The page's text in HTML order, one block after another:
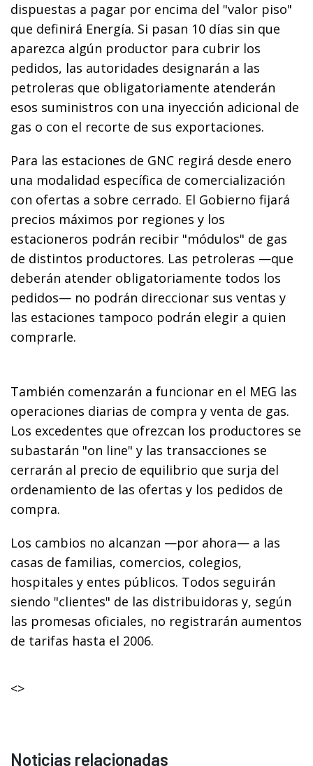
dispuestas a pagar por encima del "valor piso"
que definirá Energía. Si pasan 10 días sin que
aparezca algún productor para cubrir los
pedidos, las autoridades designarán a las
petroleras que obligatoriamente atenderán
esos suministros con una inyección adicional de
gas o con el recorte de sus exportaciones.
Para las estaciones de GNC regirá desde enero
una modalidad específica de comercialización
con ofertas a sobre cerrado. El Gobierno fijará
precios máximos por regiones y los
estacioneros podrán recibir "módulos" de gas
de distintos productores. Las petroleras —que
deberán atender obligatoriamente todos los
pedidos— no podrán direccionar sus ventas y
las estaciones tampoco podrán elegir a quien
comprarle.
También comenzarán a funcionar en el MEG las
operaciones diarias de compra y venta de gas.
Los excedentes que ofrezcan los productores se
subastarán "on line" y las transacciones se
cerrarán al precio de equilibrio que surja del
ordenamiento de las ofertas y los pedidos de
compra.
Los cambios no alcanzan —por ahora— a las
casas de familias, comercios, colegios,
hospitales y entes públicos. Todos seguirán
siendo "clientes" de las distribuidoras y, según
las promesas oficiales, no registrarán aumentos
de tarifas hasta el 2006.
<>
Noticias relacionadas